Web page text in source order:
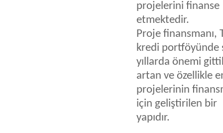
projelerini finanse
etmektedir.
Proje finansmanı,
kredi portföyünde
yıllarda önemi
artan ve özellikle
projelerinin
için geliştirilen bir
yapıdır.